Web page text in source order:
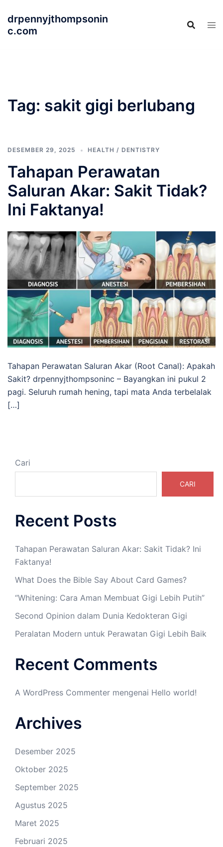
kedrpennyjthompsonin
c.com
Tag: sakit gigi berlubang
DESEMBER 29, 2025 HEALTH / DENTISTRY
Tahapan Perawatan
Saluran Akar: Sakit Tidak?
Ini Faktanya!
Tahapan Perawatan Saluran Akar (Root Canal): Apakah
Sakit? drpennyjthompsoninc – Bayangkan ini pukul 2
pagi. Seluruh rumah hening, tapi mata Anda terbelalak
[…]
Cari
CARI
Recent Posts
Tahapan Perawatan Saluran Akar: Sakit Tidak? Ini
Faktanya!
What Does the Bible Say About Card Games?
“Whitening: Cara Aman Membuat Gigi Lebih Putih”
Second Opinion dalam Dunia Kedokteran Gigi
Peralatan Modern untuk Perawatan Gigi Lebih Baik
Recent Comments
A WordPress Commenter mengenai Hello world!
Archives
Desember 2025
Oktober 2025
September 2025
Agustus 2025
Maret 2025
Februari 2025